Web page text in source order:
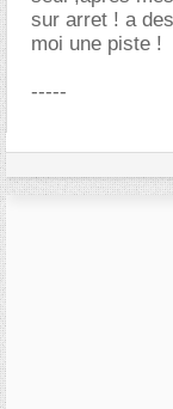
sur arret ! a
moi une piste !
-----